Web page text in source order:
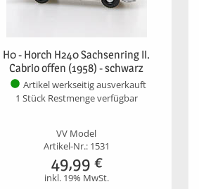
H0 - Horch H240 Sachsenring II.
Cabrio offen (1958) - schwarz
Artikel werkseitig ausverkauft
1 Stück Restmenge verfügbar
VV Model
Artikel-Nr.: 1531
49,99 €
inkl. 19% MwSt.